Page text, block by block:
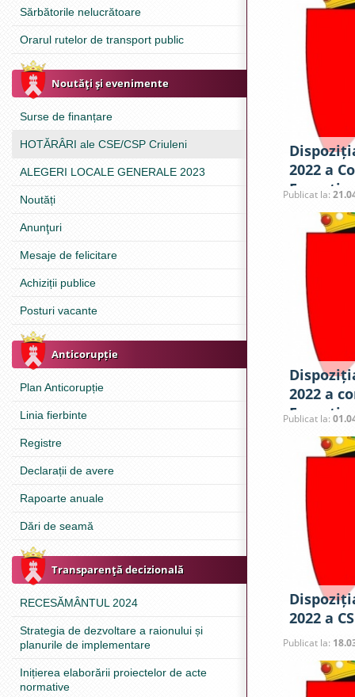
Sărbătorile nelucrătoare
Orarul rutelor de transport public
Noutăţi şi evenimente
Surse de finanțare
HOTĂRÂRI ale CSE/CSP Criuleni
ALEGERI LOCALE GENERALE 2023
Noutăți
Anunţuri
Mesaje de felicitare
Achiziții publice
Posturi vacante
Anticorupție
Plan Anticorupție
Linia fierbinte
Registre
Declarații de avere
Rapoarte anuale
Dări de seamă
Transparenţă decizională
RECESĂMÂNTUL 2024
Strategia de dezvoltare a raionului și
planurile de implementare
Inițierea elaborării proiectelor de acte
normative
2022 a
Publicat la:
2022 a
Publicat la:
2022 a
Publicat la: